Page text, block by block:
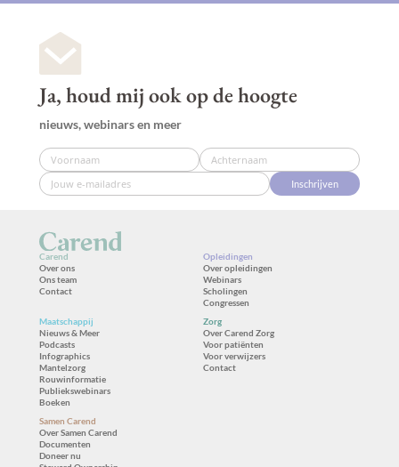
Ja, houd mij ook op de hoogte
nieuws, webinars en meer
Inschrijven
Carend
Over ons
Ons team
Contact
Opleidingen
Over opleidingen
Webinars
Scholingen
Congressen
Maatschappij
Nieuws & Meer
Podcasts
Infographics
Mantelzorg
Rouwinformatie
Publiekswebinars
Boeken
Zorg
Over Carend Zorg
Voor patiënten
Voor verwijzers
Contact
Samen Carend
Over Samen Carend
Documenten
Doneer nu